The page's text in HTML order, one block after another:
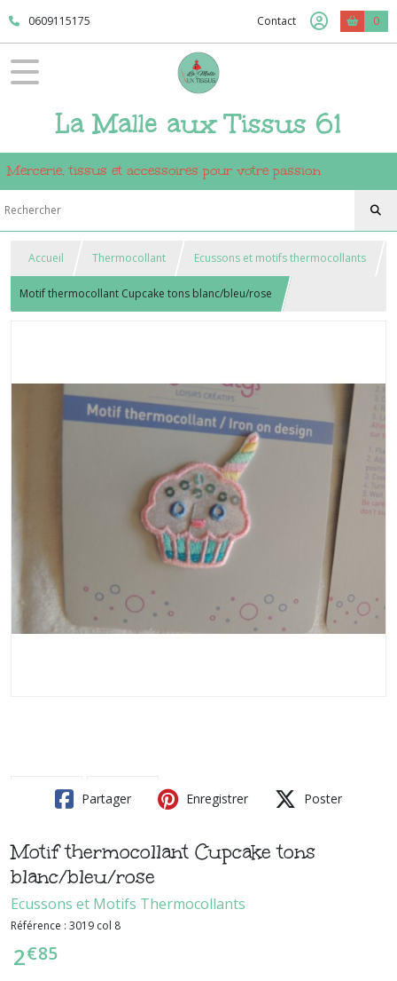
0609115175 Contact 0
La Malle aux Tissus 61
Mercerie, tissus et accessoires pour votre passion
Accueil Thermocollant Ecussons et motifs thermocollants
Motif thermocollant Cupcake tons blanc/bleu/rose
Partager Enregistrer Poster
Motif thermocollant Cupcake tons
blanc/bleu/rose
Ecussons et Motifs Thermocollants
Référence : 3019 col 8
2€85